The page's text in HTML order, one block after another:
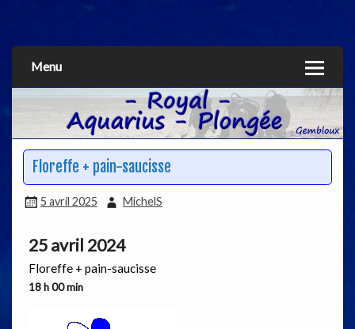
Menu
Floreffe + pain-saucisse
5 avril 2025 MichelS
25 avril 2024
Floreffe + pain-saucisse
18 h 00 min